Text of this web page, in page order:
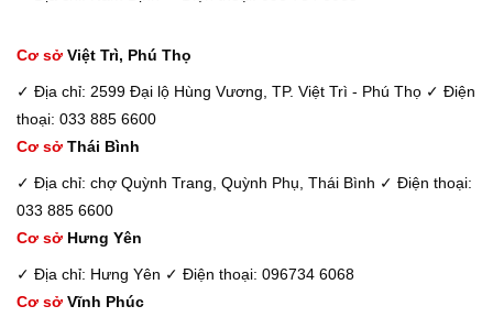
Cơ sở Việt Trì, Phú Thọ
✓ Địa chỉ: 2599 Đại lộ Hùng Vương, TP. Việt Trì - Phú Thọ ✓ Điện
thoại: 033 885 6600
Cơ sở Thái Bình
✓ Địa chỉ: chợ Quỳnh Trang, Quỳnh Phụ, Thái Bình ✓ Điện thoại:
033 885 6600
Cơ sở Hưng Yên
✓ Địa chỉ: Hưng Yên ✓ Điện thoại: 096734 6068
Cơ sở Vĩnh Phúc